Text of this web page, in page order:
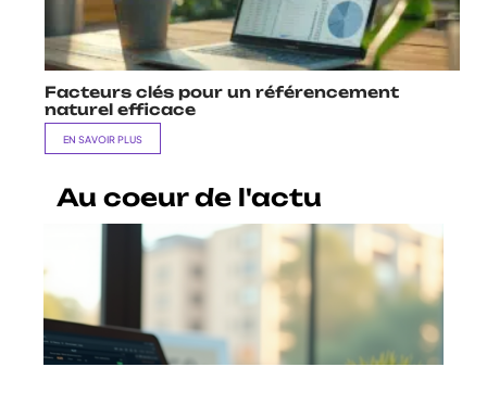
Facteurs clés pour un référencement
naturel efficace
EN SAVOIR PLUS
Au coeur de l'actu
Gestion des données : découvrez